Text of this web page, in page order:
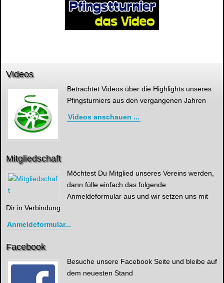
Videos
Betrachtet Videos über die Highlights unseres
Pfingsturniers aus den vergangenen Jahren
Videos anschauen ...
Mitgliedschaft
Möchtest Du Mitglied unseres Vereins werden,
dann fülle einfach das folgende
Anmeldeformular aus und wir setzen uns mit
Dir in Verbindung
Anmeldeformular...
Facebook
Besuche unsere Facebook Seite und bleibe auf
dem neuesten Stand